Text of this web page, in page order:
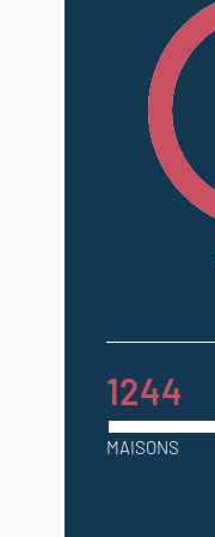
1244
MAISONS